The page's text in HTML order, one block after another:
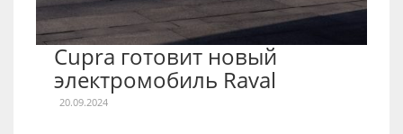
Cupra готовит новый
электромобиль Raval
20.09.2024